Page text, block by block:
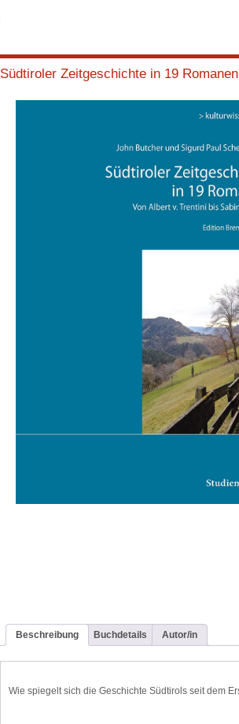
Südtiroler Zeitgeschichte in 19 Romanen
Beschreibung Buchdetails Autor/in
Wie spiegelt sich die Geschichte Südtirols seit dem